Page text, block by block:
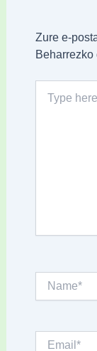
Zure e-
Beharrezko
here..